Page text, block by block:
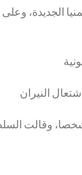
الجديدة، وعلى
كنيسة المنيا بعد أيام من حريق هائل في كنيسة “أبو سيفين” في